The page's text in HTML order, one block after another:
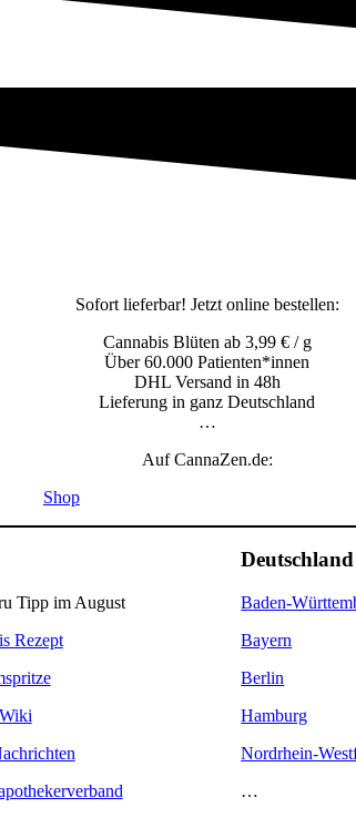
Sofort lieferbar! Jetzt online bestellen:
Cannabis Blüten ab 3,99 € / g
Über 60.000 Patienten*innen
DHL Versand in 48h
Lieferung in ganz Deutschland
…
Auf CannaZen.de:
Shop
Tipp im August
Rezept
Deutschland
Baden-
Bayern
Berlin
Hamburg
Nordrhein-
…